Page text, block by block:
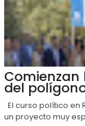
del
El curso político en
un proyecto muy